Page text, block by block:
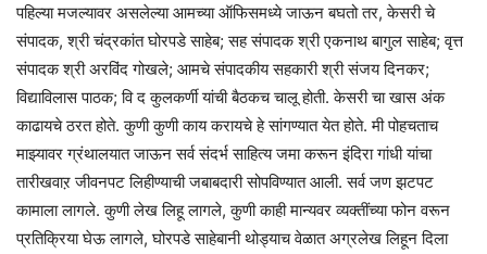
पहिल्या मजल्यावर असलेल्या आमच्या ऑफिसमध्ये जाऊन बघतो तर, केसरी चे
संपादक, श्री चंद्रकांत घोरपडे साहेब; सह संपादक श्री एकनाथ बागुल साहेब; वृत्त
संपादक श्री अरविंद गोखले; आमचे संपादकीय सहकारी श्री संजय दिनकर;
विद्याविलास पाठक; वि द कुलकर्णी यांची बैठकच चालू होती. केसरी चा खास अंक
काढायचे ठरत होते. कुणी कुणी काय करायचे हे सांगण्यात येत होते. मी पोहचताच
माझ्यावर ग्रंथालयात जाऊन सर्व संदर्भ साहित्य जमा करून इंदिरा गांधी यांचा
तारीखवाऱ जीवनपट लिहीण्याची जबाबदारी सोपविण्यात आली. सर्व जण झटपट
कामाला लागले. कुणी लेख लिहू लागले, कुणी काही मान्यवर व्यक्तींच्या फोन वरून
प्रतिक्रिया घेऊ लागले, घोरपडे साहेबानी थोड्याच वेळात अग्रलेख लिहून दिला